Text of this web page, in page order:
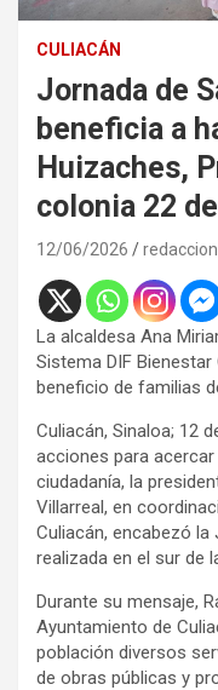
CULIACÁN
Jornada de
beneficia a
Huizaches,
colonia 22
12/06/2026
La alcaldesa Ana
Sistema DIF
beneficio de familias
Culiacán, Sinaloa; 12
acciones para
ciudadanía, la
Villarreal, en
Culiacán, encabezó la
realizada en el sur de
Durante su mensaje,
Ayuntamiento de
población diversos
de obras públicas y